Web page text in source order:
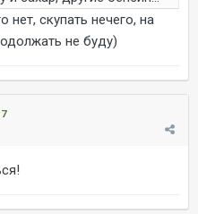
нет, скупать нечего, на
не буду)